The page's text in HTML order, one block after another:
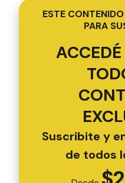
ESTE
PARA
Suscribite y
de todos